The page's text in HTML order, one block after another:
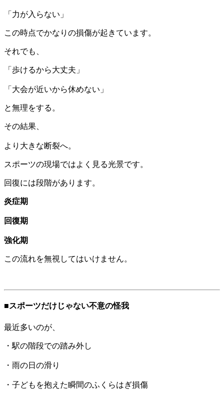
「力が入らない」
この時点でかなりの損傷が起きています。
それでも、
「歩けるから大丈夫」
「大会が近いから休めない」
と無理をする。
その結果、
より大きな断裂へ。
スポーツの現場ではよく見る光景です。
回復には段階があります。
炎症期
回復期
強化期
この流れを無視してはいけません。
■スポーツだけじゃない不意の怪我
最近多いのが、
・駅の階段での踏み外し
・雨の日の滑り
・子どもを抱えた瞬間のふくらはぎ損傷